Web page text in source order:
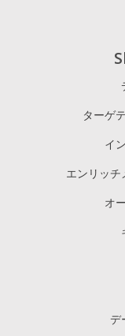
ターゲ
イ
エンリッ
オ
デ